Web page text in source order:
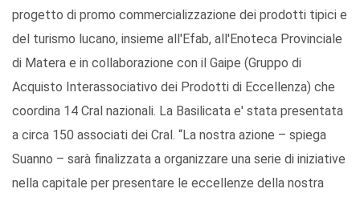
progetto di promo commercializzazione dei prodotti tipici e
del turismo lucano, insieme all'Efab, all'Enoteca Provinciale
di Matera e in collaborazione con il Gaipe (Gruppo di
Acquisto Interassociativo dei Prodotti di Eccellenza) che
coordina 14 Cral nazionali. La Basilicata e' stata presentata
a circa 150 associati dei Cral. “La nostra azione – spiega
Suanno – sarà finalizzata a organizzare una serie di iniziative
nella capitale per presentare le eccellenze della nostra